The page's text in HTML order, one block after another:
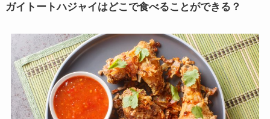
ガイトートハジャイはどこで食べることができる？